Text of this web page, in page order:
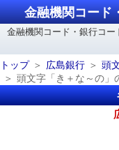
金融機関コード
金融機関コード・銀行コ
トップ
広島銀行
頭
頭文字「き＋な～の」